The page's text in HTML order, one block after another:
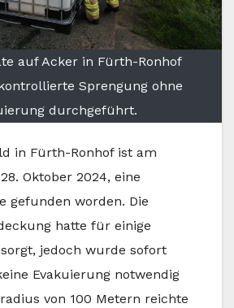
auf Acker in Fürth-Ronhof
Sprengung ohne
durchgeführt.
in Fürth-Ronhof ist am
Oktober 2024, eine
gefunden worden. Die
hatte für einige
jedoch wurde sofort
Evakuierung notwendig
von 100 Metern reichte